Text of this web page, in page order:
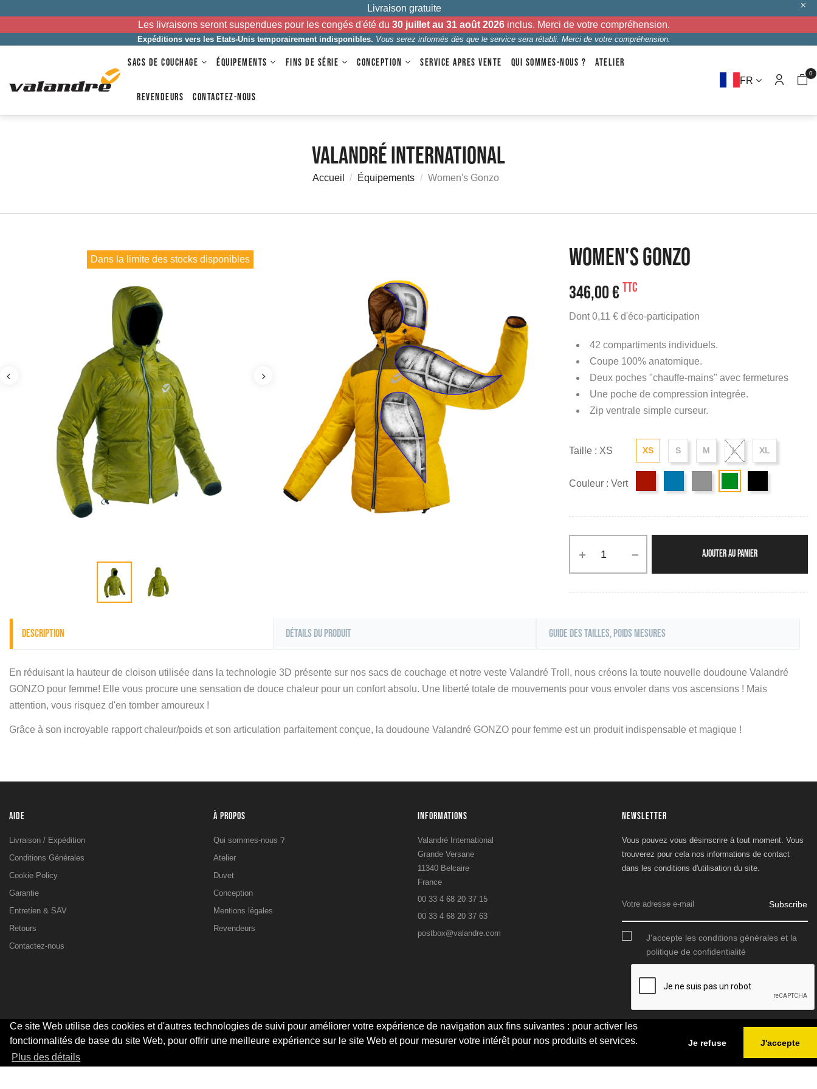
Ce site Web utilise des cookies et d'autres technologies de suivi pour améliorer votre expérience de navigation aux fins suivantes : pour activer les
fonctionnalités de base du site Web, pour offrir une meilleure expérience sur le site Web et pour mesurer votre intérêt pour nos produits et services.
Plus des détails
Je refuse J'accepte
Livraison gratuite
Les livraisons seront suspendues pour les congés d'été du 30 juillet au 31 août 2026 inclus. Merci de votre compréhension.
Expéditions vers les Etats-Unis temporairement indisponibles. Vous serez informés dès que le service sera rétabli. Merci de votre compréhension.
SACS DE COUCHAGE ÉQUIPEMENTS FINS DE SÉRIE CONCEPTION SERVICE APRES VENTE QUI SOMMES-NOUS ? ATELIER
REVENDEURS CONTACTEZ-NOUS
FR
0
Valandré International
Accueil Équipements Women's Gonzo
Dans la limite des stocks disponibles WOMEN'S GONZO
346,00 €TTC
Dont 0,11 € d'éco-participation
42 compartiments individuels.
Coupe 100% anatomique.
Deux poches "chauffe-mains" avec fermetures
Une poche de compression integrée.
Zip ventrale simple curseur.
Taille : XS XS S M L XL
Couleur : Vert
AJOUTER AU PANIER
Description Détails du produit Guide des tailles, poids mesures
En réduisant la hauteur de cloison utilisée dans la technologie 3D présente sur nos sacs de couchage et notre veste Valandré Troll, nous créons la toute nouvelle doudoune Valandré
GONZO pour femme! Elle vous procure une sensation de douce chaleur pour un confort absolu. Une liberté totale de mouvements pour vous envoler dans vos ascensions ! Mais
attention, vous risquez d'en tomber amoureux !
Grâce à son incroyable rapport chaleur/poids et son articulation parfaitement conçue, la doudoune Valandré GONZO pour femme est un produit indispensable et magique !
AIDE
Livraison / Expédition
Conditions Générales
Cookie Policy
Garantie
Entretien & SAV
Retours
Contactez-nous
À PROPOS
Qui sommes-nous ?
Atelier
Duvet
Conception
Mentions légales
Revendeurs
INFORMATIONS
Valandré International
Grande Versane
11340 Belcaire
France
00 33 4 68 20 37 15
00 33 4 68 20 37 63
postbox@valandre.com
NEWSLETTER
Vous pouvez vous désinscrire à tout moment. Vous
trouverez pour cela nos informations de contact
dans les conditions d'utilisation du site.
Subscribe
J'accepte les conditions générales et la
politique de confidentialité
© 2026 - SARL Valandre